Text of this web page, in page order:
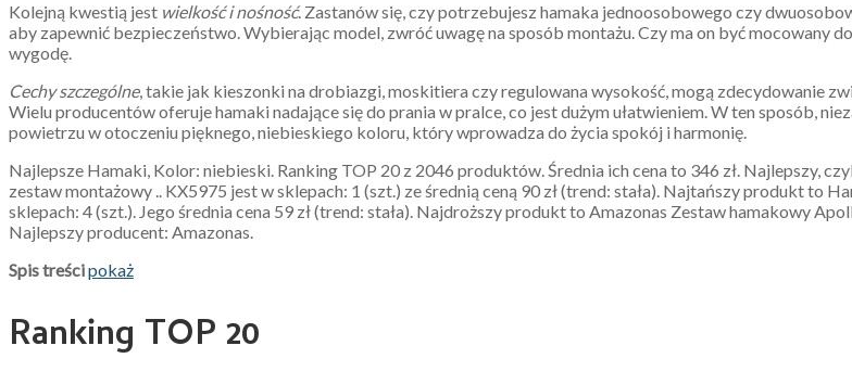
Kolejną kwestią jest wielkość i nośność. Zastanów się, czy potrzebujesz hamaka jednoosobowego czy
aby zapewnić bezpieczeństwo. Wybierając model, zwróć uwagę na sposób montażu. Czy ma on być mocowany
wygodę.
Cechy szczególne, takie jak kieszonki na drobiazgi, moskitiera czy regulowana wysokość, mogą zdecydowanie
Wielu producentów oferuje hamaki nadające się do prania w pralce, co jest dużym ułatwieniem. W ten sposób,
powietrzu w otoczeniu pięknego, niebieskiego koloru, który wprowadza do życia spokój i harmonię.
Najlepsze Hamaki, Kolor: niebieski. Ranking TOP 20 z 2046 produktów. Średnia ich cena to 346 zł. Najlepszy,
zestaw montażowy .. KX5975 jest w sklepach: 1 (szt.) ze średnią ceną 90 zł (trend: stała). Najtańszy produkt to
sklepach: 4 (szt.). Jego średnia cena 59 zł (trend: stała). Najdroższy produkt to Amazonas Zestaw hamakowy
Najlepszy producent: Amazonas.
Spis treścipokaż
Ranking TOP 20